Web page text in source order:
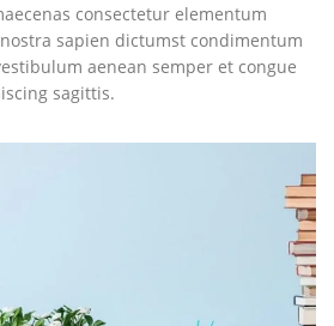
consectetur elementum
sapien dictumst condimentum
aenean semper et congue
sagittis.